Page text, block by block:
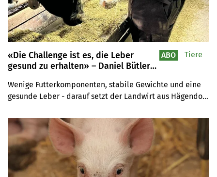
«Die Challenge ist es, die Leber
gesund zu erhalten» – Daniel Bütlers
Wenige Futterkomponenten, stabile Gewichte und eine
gesunde Leber - darauf setzt der Landwirt aus Hägendorf
Landwirt Einblick in seine Fütterungsstrategie.
ABO Tiere